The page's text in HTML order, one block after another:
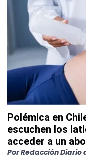
Polémica en
escuchen los
acceder a un
PorRedacción Diario